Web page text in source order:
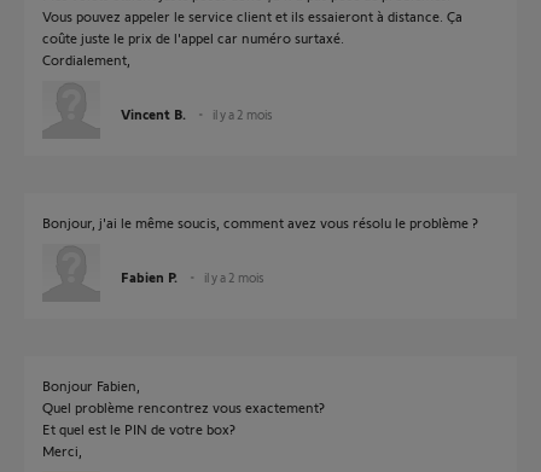
Vous pouvez appeler le service client et ils essaieront à distance. Ça
coûte juste le prix de l'appel car numéro surtaxé.
Cordialement,
Vincent B. il y a 2 mois
Bonjour, j'ai le même soucis, comment avez vous résolu le problème ?
Fabien P. il y a 2 mois
Bonjour Fabien,
Quel problème rencontrez vous exactement?
Et quel est le PIN de votre box?
Merci,